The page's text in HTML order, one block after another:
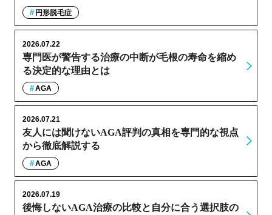
円形脱毛症
専門医が警告する治療の中断が毛根の寿命を縮め
る決定的な理由とは
2026.07.22
AGA
友人には聞けないAGA評判の真相を専門的な視点
から徹底解説する
2026.07.21
AGA
後悔しないAGA治療の比較と自分に合う選択肢の
2026.07.19